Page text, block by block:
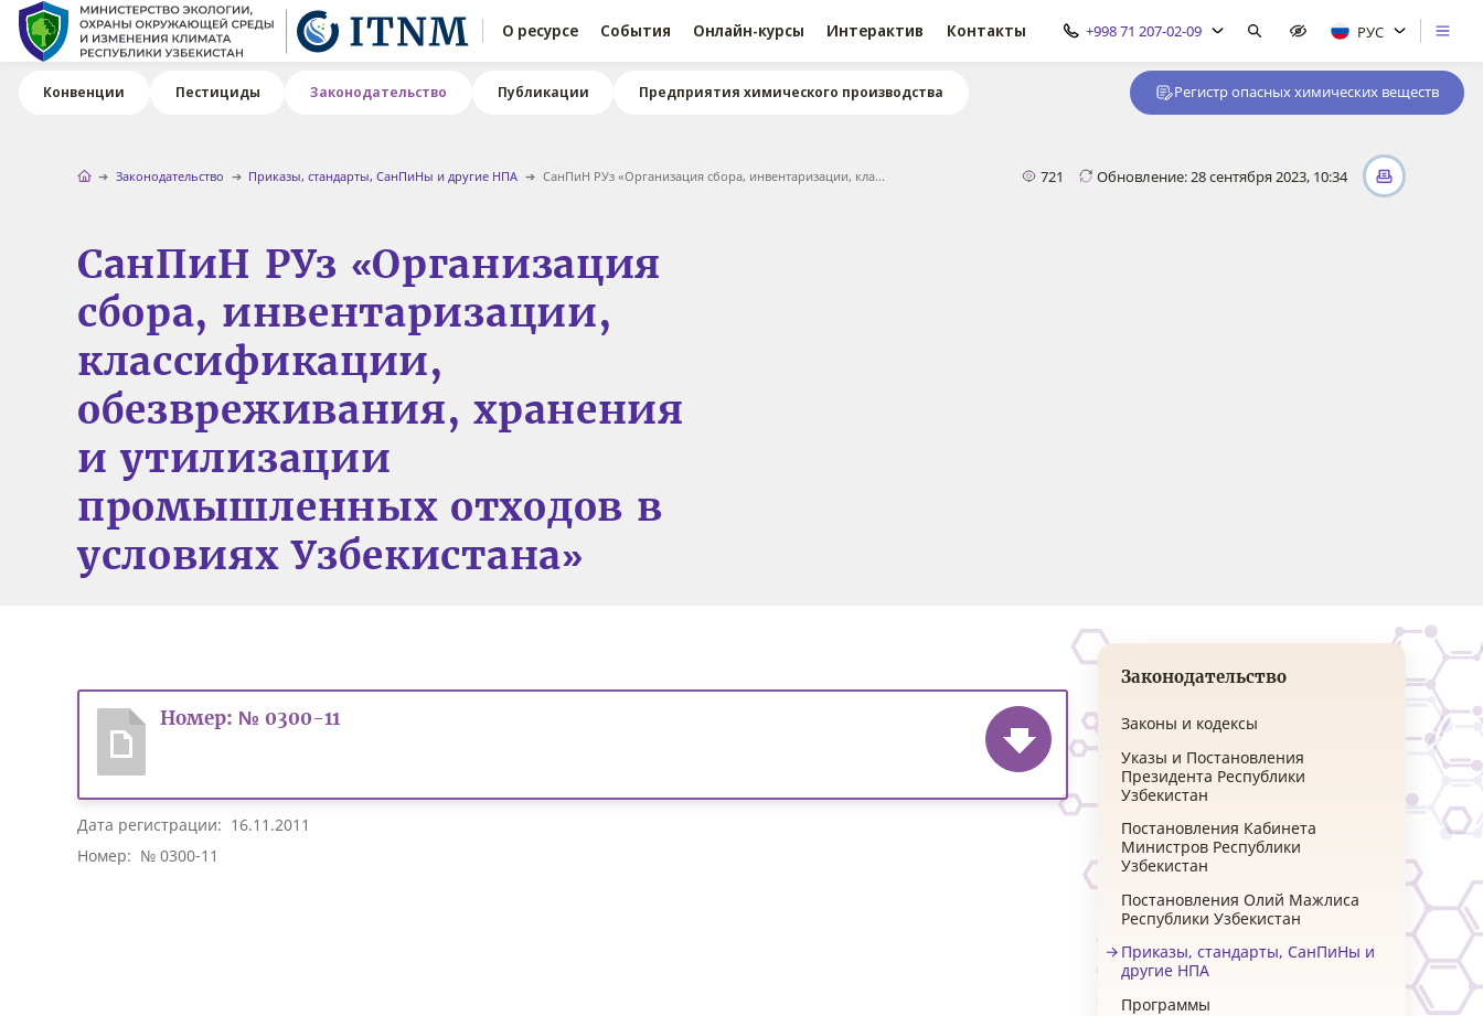
О ресурсе События Онлайн-курсы Интерактив Контакты +998 71 207-02-09 РУС
Конвенции Пестициды Законодательство Публикации Предприятия химического производства Регистр опасных химических веществ
Законодательство Приказы, стандарты, СанПиНы и другие НПА СанПиН РУз «Организация сбора, инвентаризации, кла... 721 Обновление: 28 сентября 2023, 10:34
СанПиН РУз «Организация
сбора, инвентаризации,
классификации,
обезвреживания, хранения
и утилизации
промышленных отходов в
условиях Узбекистана»
Номер: № 0300-11
Дата регистрации: 16.11.2011
Номер: № 0300-11
Законодательство
Законы и кодексы
Указы и Постановления
Президента Республики
Узбекистан
Постановления Кабинета
Министров Республики
Узбекистан
Постановления Олий Мажлиса
Республики Узбекистан
Приказы, стандарты, СанПиНы и
другие НПА
Программы